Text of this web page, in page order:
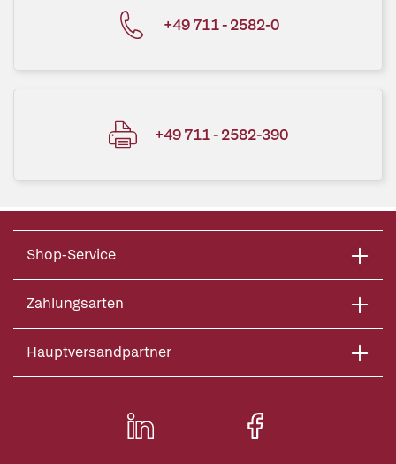
+49 711 - 2582-0
+49 711 - 2582-390
Shop-Service
Zahlungsarten
Hauptversandpartner